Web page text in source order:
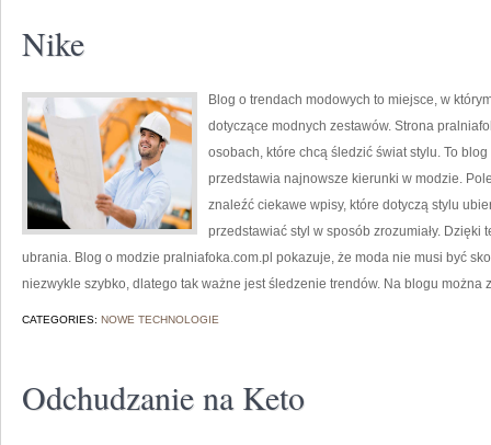
Nike
Blog o trendach modowych to miejsce, w
dotyczące modnych zestawów. Strona
osobach, które chcą śledzić świat stylu. To
przedstawia najnowsze kierunki w modzie.
znaleźć ciekawe wpisy, które dotyczą stylu
przedstawiać styl w sposób zrozumiały. Dzięki
ubrania. Blog o modzie pralniafoka.com.pl pokazuje, że moda nie musi być
niezwykle szybko, dlatego tak ważne jest śledzenie trendów. Na blogu można
CATEGORIES: NOWE TECHNOLOGIE
Odchudzanie na Keto